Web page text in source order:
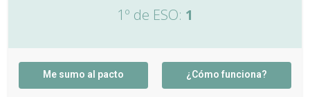
1º de ESO: 1
Me sumo al pacto ¿Cómo funciona?